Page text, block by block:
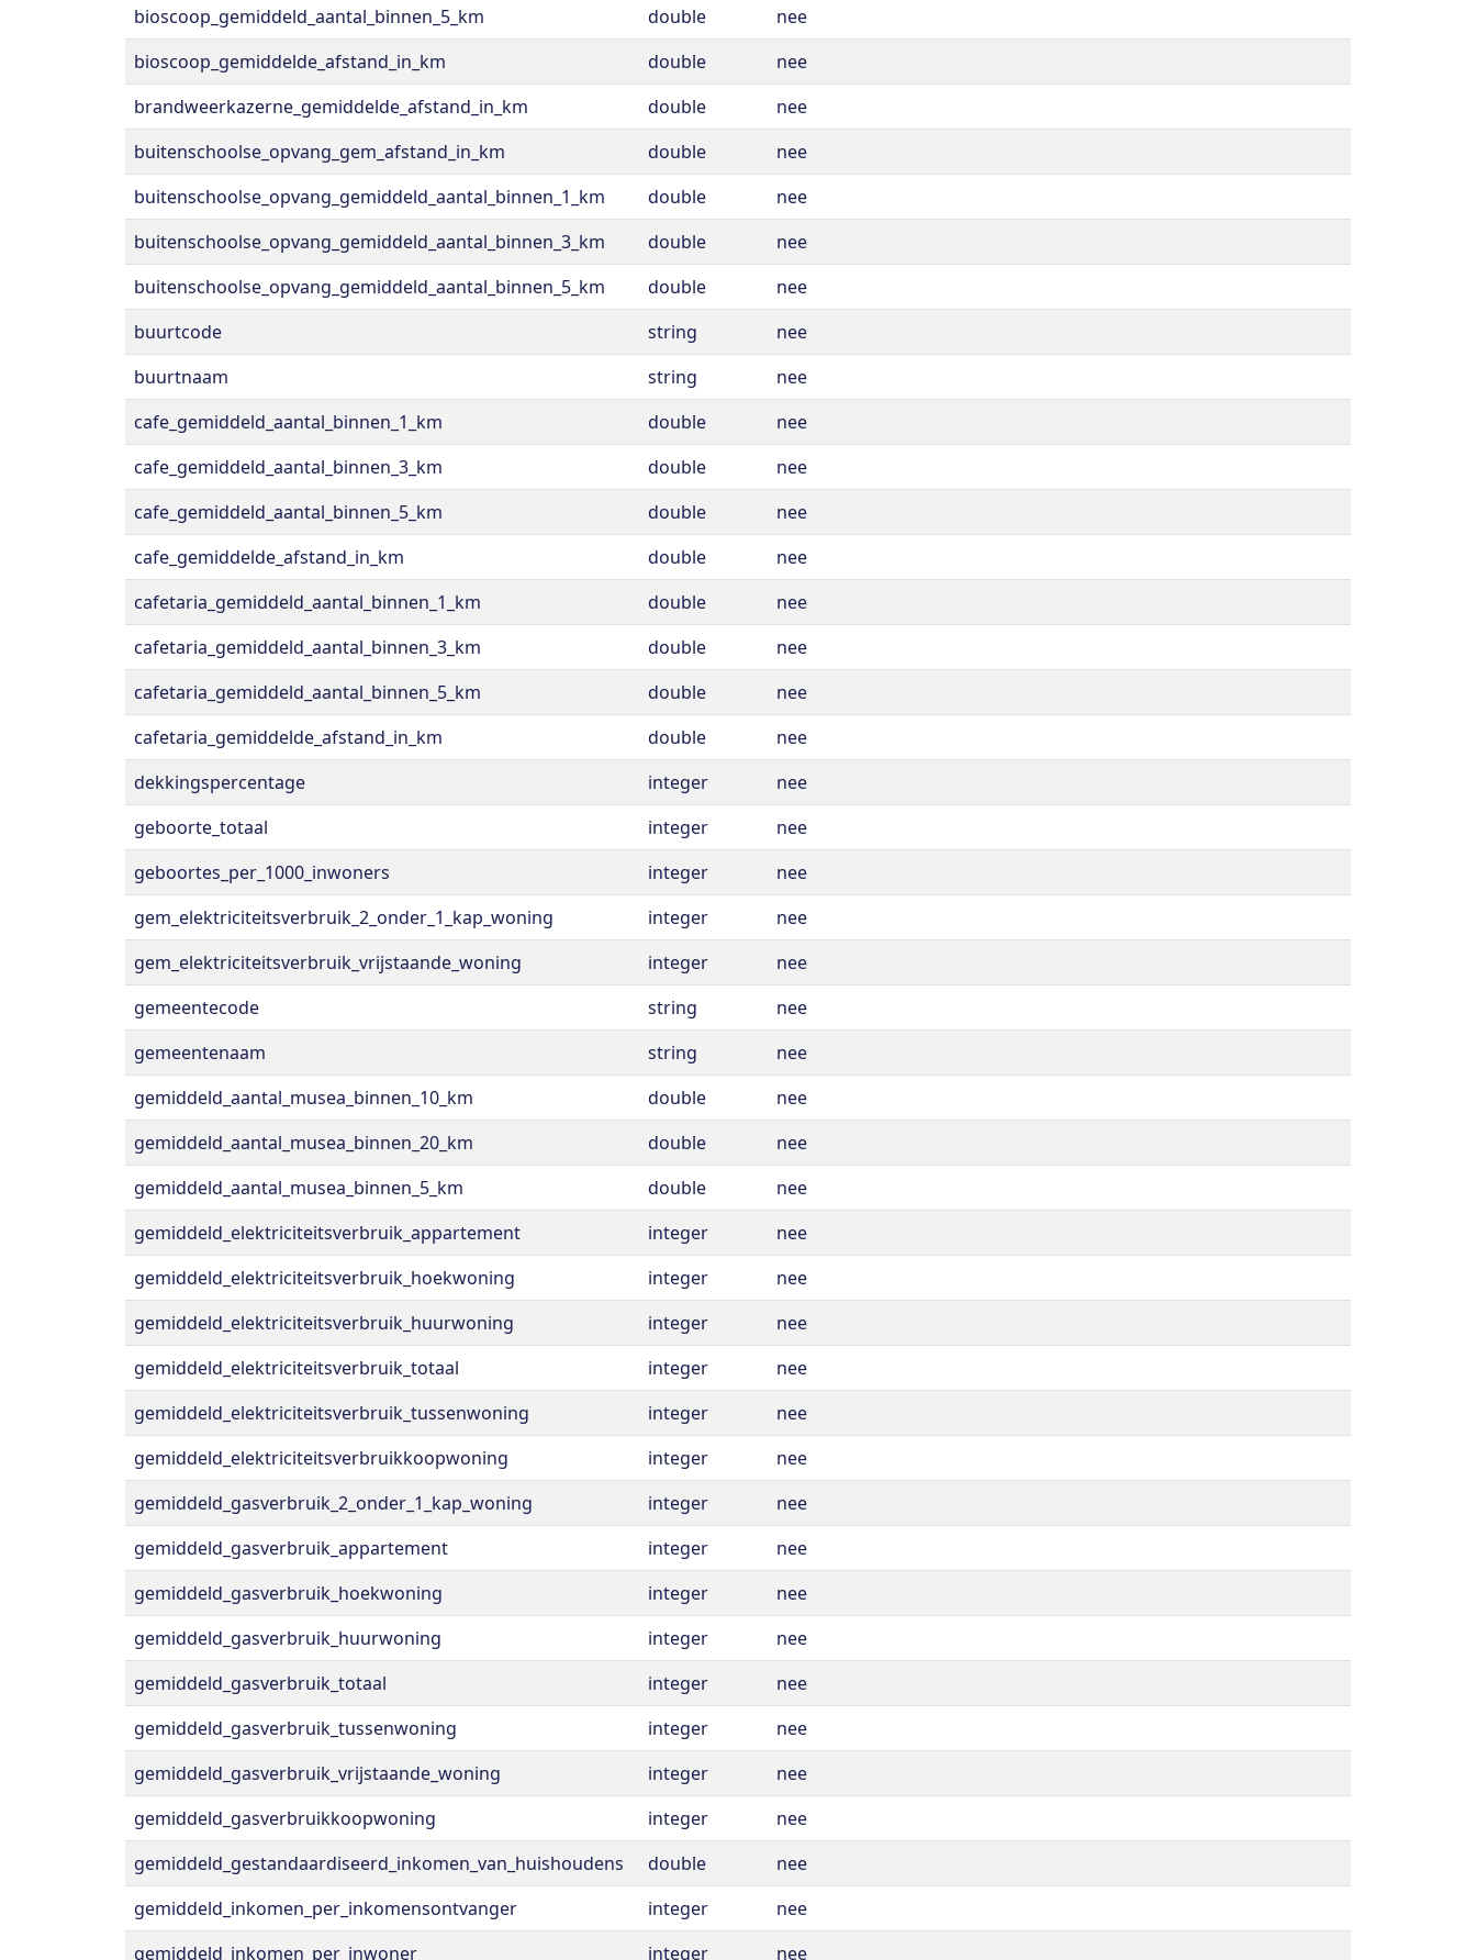
bioscoop_gemiddeld_aantal_binnen_5_km
double
nee
bioscoop_gemiddelde_afstand_in_km
double
nee
brandweerkazerne_gemiddelde_afstand_in_km
double
nee
buitenschoolse_opvang_gem_afstand_in_km
double
nee
buitenschoolse_opvang_gemiddeld_aantal_binnen_1_km
double
nee
buitenschoolse_opvang_gemiddeld_aantal_binnen_3_km
double
nee
buitenschoolse_opvang_gemiddeld_aantal_binnen_5_km
double
nee
buurtcode
string
nee
buurtnaam
string
nee
cafe_gemiddeld_aantal_binnen_1_km
double
nee
cafe_gemiddeld_aantal_binnen_3_km
double
nee
cafe_gemiddeld_aantal_binnen_5_km
double
nee
cafe_gemiddelde_afstand_in_km
double
nee
cafetaria_gemiddeld_aantal_binnen_1_km
double
nee
cafetaria_gemiddeld_aantal_binnen_3_km
double
nee
cafetaria_gemiddeld_aantal_binnen_5_km
double
nee
cafetaria_gemiddelde_afstand_in_km
double
nee
dekkingspercentage
integer
nee
geboorte_totaal
integer
nee
geboortes_per_1000_inwoners
integer
nee
gem_elektriciteitsverbruik_2_onder_1_kap_woning
integer
nee
gem_elektriciteitsverbruik_vrijstaande_woning
integer
nee
gemeentecode
string
nee
gemeentenaam
string
nee
gemiddeld_aantal_musea_binnen_10_km
double
nee
gemiddeld_aantal_musea_binnen_20_km
double
nee
gemiddeld_aantal_musea_binnen_5_km
double
nee
gemiddeld_elektriciteitsverbruik_appartement
integer
nee
gemiddeld_elektriciteitsverbruik_hoekwoning
integer
nee
gemiddeld_elektriciteitsverbruik_huurwoning
integer
nee
gemiddeld_elektriciteitsverbruik_totaal
integer
nee
gemiddeld_elektriciteitsverbruik_tussenwoning
integer
nee
gemiddeld_elektriciteitsverbruikkoopwoning
integer
nee
gemiddeld_gasverbruik_2_onder_1_kap_woning
integer
nee
gemiddeld_gasverbruik_appartement
integer
nee
gemiddeld_gasverbruik_hoekwoning
integer
nee
gemiddeld_gasverbruik_huurwoning
integer
nee
gemiddeld_gasverbruik_totaal
integer
nee
gemiddeld_gasverbruik_tussenwoning
integer
nee
gemiddeld_gasverbruik_vrijstaande_woning
integer
nee
gemiddeld_gasverbruikkoopwoning
integer
nee
gemiddeld_gestandaardiseerd_inkomen_van_huishoudens
double
nee
gemiddeld_inkomen_per_inkomensontvanger
integer
nee
gemiddeld_inkomen_per_inwoner
integer nee